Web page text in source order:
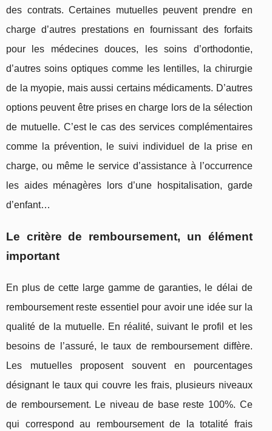
des contrats. Certaines mutuelles peuvent prendre en
charge d’autres prestations en fournissant des forfaits
pour les médecines douces, les soins d’orthodontie,
d’autres soins optiques comme les lentilles, la chirurgie
de la myopie, mais aussi certains médicaments. D’autres
options peuvent être prises en charge lors de la sélection
de mutuelle. C’est le cas des services complémentaires
comme la prévention, le suivi individuel de la prise en
charge, ou même le service d’assistance à l’occurrence
les aides ménagères lors d’une hospitalisation, garde
d’enfant…
Le critère de remboursement, un élément
important
En plus de cette large gamme de garanties, le délai de
remboursement reste essentiel pour avoir une idée sur la
qualité de la mutuelle. En réalité, suivant le profil et les
besoins de l’assuré, le taux de remboursement diffère.
Les mutuelles proposent souvent en pourcentages
désignant le taux qui couvre les frais, plusieurs niveaux
de remboursement. Le niveau de base reste 100%. Ce
qui correspond au remboursement de la totalité frais